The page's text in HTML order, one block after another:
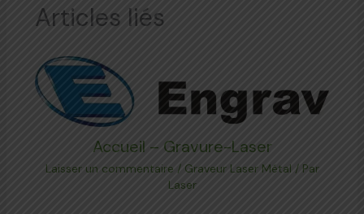
Articles liés
Accueil – Gravure-Laser
Laisser un commentaire / Graveur Laser Métal / Par
Laser